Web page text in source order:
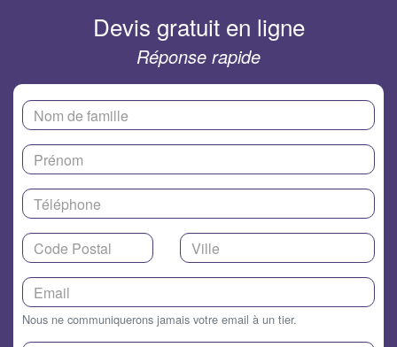
Devis gratuit en ligne
Réponse rapide
Nous ne communiquerons jamais votre email à un tier.